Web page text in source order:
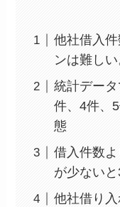
他社借入
ンは難し
統計デー
件、4件、
態
借入件数
が少ないと
他社借り